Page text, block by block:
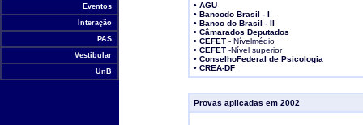
Eventos
Interação
PAS
Vestibular
UnB
• AGU
• Bancodo Brasil - I
• Banco do Brasil - II
• Câmarados Deputados
• CEFET- Nívelmédio
• CEFET-Nível superior
• ConselhoFederal de Psicologia
• CREA-DF
Provas aplicadas em 2002